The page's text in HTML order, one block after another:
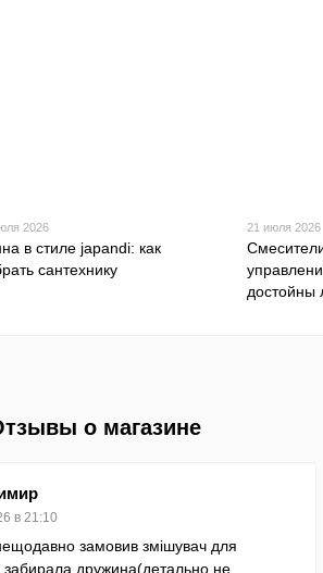
2026
в стиле japandi: как
сантехнику
21 июля 2026
достойны
о магазине
в 21:10
замовив змішувач для
дружина(детально не